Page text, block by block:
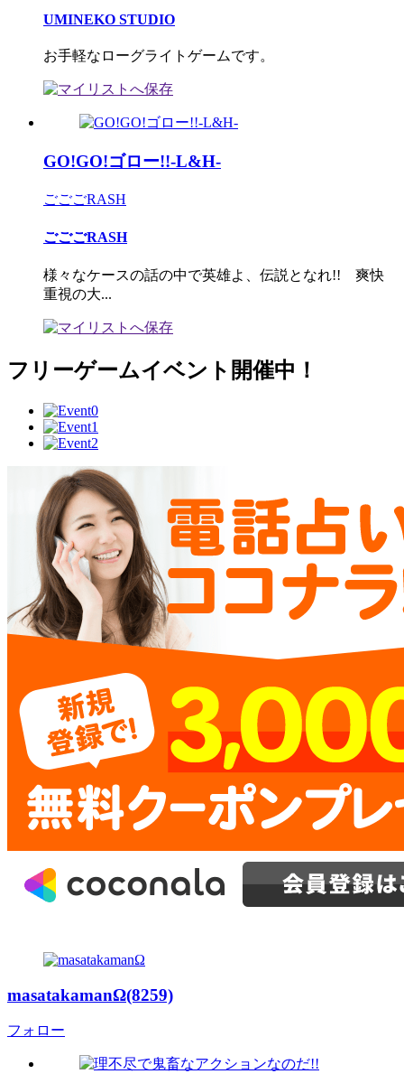
UMINEKO STUDIO
お手軽なローグライトゲームです。
GO!GO!ゴロー!!-L&H-
ごごごRASH
ごごごRASH
様々なケースの話の中で英雄よ、伝説となれ!! 爽快
重視の大...
フリーゲームイベント開催中！
masatakamanΩ(8259)
フォロー